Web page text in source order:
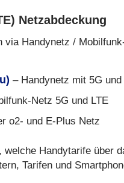
Netzabdeckung
via Handynetz /
– Handynetz mit 5G und
Netz 5G und LTE
o2- und E-Plus Netz
Handytarife über
Tarifen und